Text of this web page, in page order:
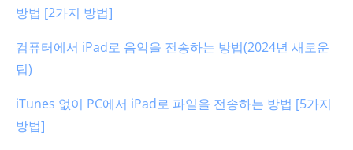
방법 [2가지 방법]
컴퓨터에서 iPad로 음악을 전송하는 방법(2024년 새로운
팁)
iTunes 없이 PC에서 iPad로 파일을 전송하는 방법 [5가지
방법]